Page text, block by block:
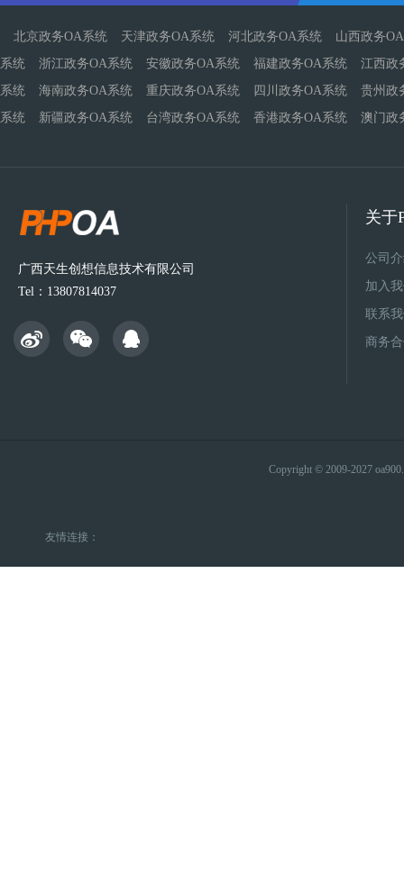
北京政务OA系统 天津政务OA系统 河北政务OA系统
山西政务
系统
浙江政务OA系统 安徽政务OA系统 福建政务OA系统
江西政
系统
海南政务OA系统 重庆政务OA系统 四川政务OA系统
贵州政
系统
新疆政务OA系统 台湾政务OA系统 香港政务OA系统 澳门政
广西天生创想信息技术有限公司
Tel：13807814037
关于
公司
加入
联系
商务
Copyright © 2009-2027
友情连接：